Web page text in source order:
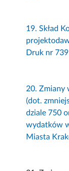
19. Skład
Druk nr 739
20. Zmiany
(dot.
dziale 750
wydatków
Miasta